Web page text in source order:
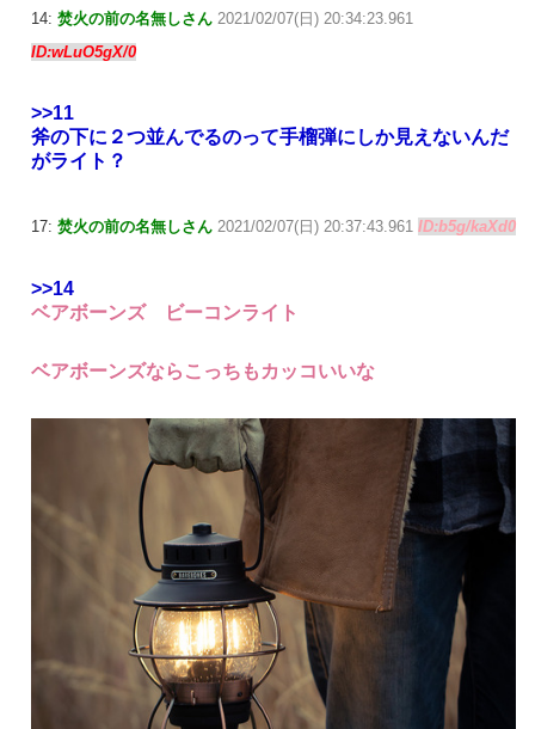
14: 焚火の前の名無しさん 2021/02/07(日) 20:34:23.961
ID:wLuO5gX/0
>>11
斧の下に２つ並んでるのって手榴弾にしか見えないんだ
がライト？
17: 焚火の前の名無しさん 2021/02/07(日) 20:37:43.961 ID:b5g/kaXd0
>>14
ベアボーンズ ビーコンライト
ベアボーンズならこっちもカッコいいな